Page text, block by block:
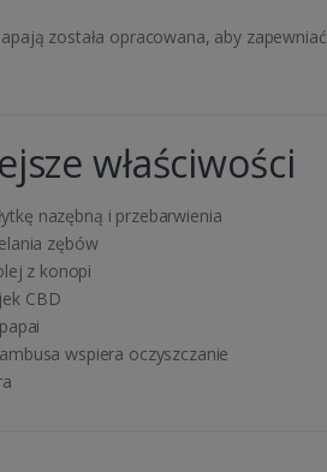
została opracowana, aby zapewniać
właściwości
nazębną i przebarwienia
zębów
z konopi
CBD
wspiera oczyszczanie